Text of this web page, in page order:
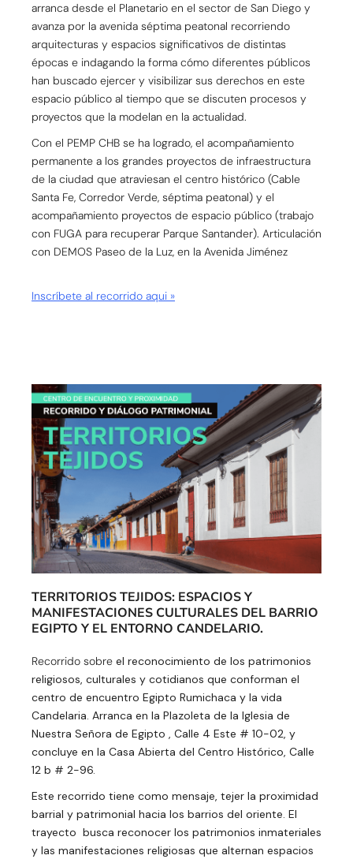
arranca desde el Planetario en el sector de San Diego y
avanza por la avenida séptima peatonal recorriendo
arquitecturas y espacios significativos de distintas
épocas e indagando la forma cómo diferentes públicos
han buscado ejercer y visibilizar sus derechos en este
espacio público al tiempo que se discuten procesos y
proyectos que la modelan en la actualidad.
Con el PEMP CHB se ha logrado, el acompañamiento
permanente a los grandes proyectos de infraestructura
de la ciudad que atraviesan el centro histórico (Cable
Santa Fe, Corredor Verde, séptima peatonal) y el
acompañamiento proyectos de espacio público (trabajo
con FUGA para recuperar Parque Santander). Articulación
con DEMOS Paseo de la Luz, en la Avenida Jiménez
Inscríbete al recorrido aqui »
TERRITORIOS TEJIDOS: ESPACIOS Y
MANIFESTACIONES CULTURALES DEL BARRIO
EGIPTO Y EL ENTORNO CANDELARIO.
Recorrido sobre el reconocimiento de los patrimonios
religiosos, culturales y cotidianos que conforman el
centro de encuentro Egipto Rumichaca y la vida
Candelaria. Arranca en la Plazoleta de la Iglesia de
Nuestra Señora de Egipto , Calle 4 Este # 10-02, y
concluye en la Casa Abierta del Centro Histórico, Calle
12 b # 2-96.
Este recorrido tiene como mensaje, tejer la proximidad
barrial y patrimonial hacia los barrios del oriente. El
trayecto busca reconocer los patrimonios inmateriales
y las manifestaciones religiosas que alternan espacios